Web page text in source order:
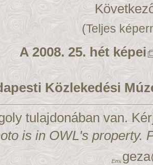
(Teljes
A 2008. 25. hét képei
Közlekedési
tulajdonában van.
is in OWL's property.